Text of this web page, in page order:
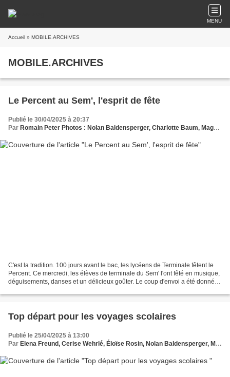
MENU
Accueil » MOBILE.ARCHIVES
MOBILE.ARCHIVES
Le Percent au Sem', l'esprit de fête
Publié le 30/04/2025 à 20:37
Par Romain Peter Photos : Nolan Baldensperger, Charlotte Baum, Magalie Gondrexon et Eloïse Rosin
C'est la tradition. 100 jours avant le bac, les lycéens de Terminale fêtent le
Percent. Ce mercredi, les élèves de terminale du Sem' l'ont fêté en musique,
déguisements, danses et un délicieux goûter. Le coup d'envoi a été donné
Top départ pour les voyages scolaires
Publié le 25/04/2025 à 13:00
Par Elena Freund, Cerise Wehrlé, Éloïse Rosin, Nolan Baldensperger, Mathilde Lanoix, Noélie Wendling, Marie Bardol et Emilio Durand-Cortes